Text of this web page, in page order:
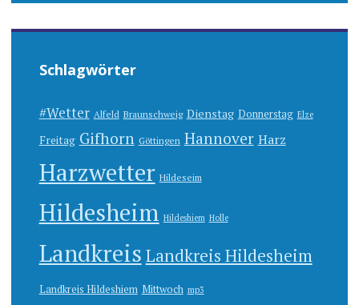
Schlagwörter
#Wetter Alfeld Braunschweig Dienstag Donnerstag Elze
Freitag Gifhorn Göttingen Hannover Harz
Harzwetter Hildeseim
Hildesheim Hildeshiem Holle
Landkreis Landkreis Hildesheim
Landkreis Hildeshiem Mittwoch mp3